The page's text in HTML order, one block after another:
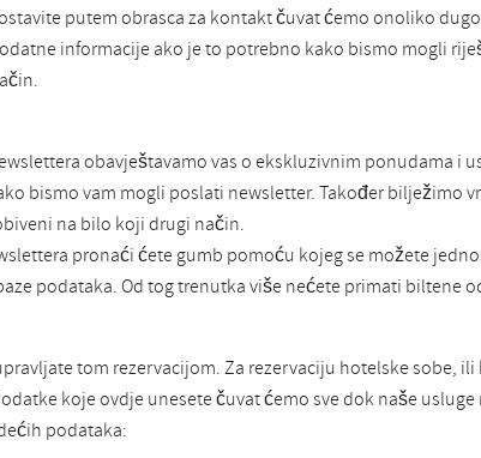
putem obrasca za kontakt čuvat ćemo onoliko
informacije ako je to potrebno kako bismo mogli
obavještavamo vas o ekskluzivnim ponudama i
bismo vam mogli poslati newsletter. Također bilježimo
na bilo koji drugi način.
pronaći ćete gumb pomoću kojeg se možete
podataka. Od tog trenutka više nećete primati biltene
tom rezervacijom. Za rezervaciju hotelske sobe,
koje ovdje unesete čuvat ćemo sve dok naše
podataka: